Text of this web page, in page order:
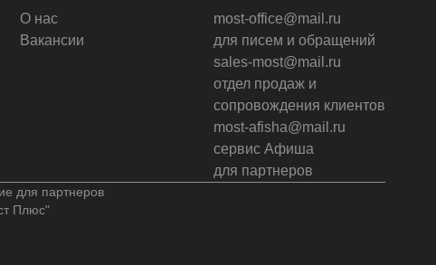
О нас
Вакансии
most-office@mail.ru
для писем и обращений
sales-most@mail.ru
отдел продаж и
сопровождения клиентов
most-afisha@mail.ru
сервис Афиша
для партнеров
для партнеров
Плюс"